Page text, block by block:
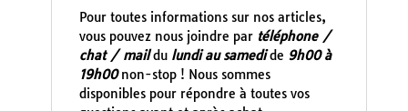
Pour toutes informations sur nos articles,
vous pouvez nous joindre par téléphone /
chat / maildu lundi au samedide 9h00 à
19h00non-stop ! Nous sommes
disponibles pour répondre à toutes vos